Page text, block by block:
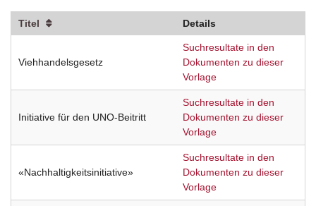
Titel Details
Viehhandelsgesetz
Suchresultate in den
Dokumenten zu dieser
Vorlage
Initiative für den UNO-Beitritt
Suchresultate in den
Dokumenten zu dieser
Vorlage
«Nachhaltigkeitsinitiative»
Suchresultate in den
Dokumenten zu dieser
Vorlage